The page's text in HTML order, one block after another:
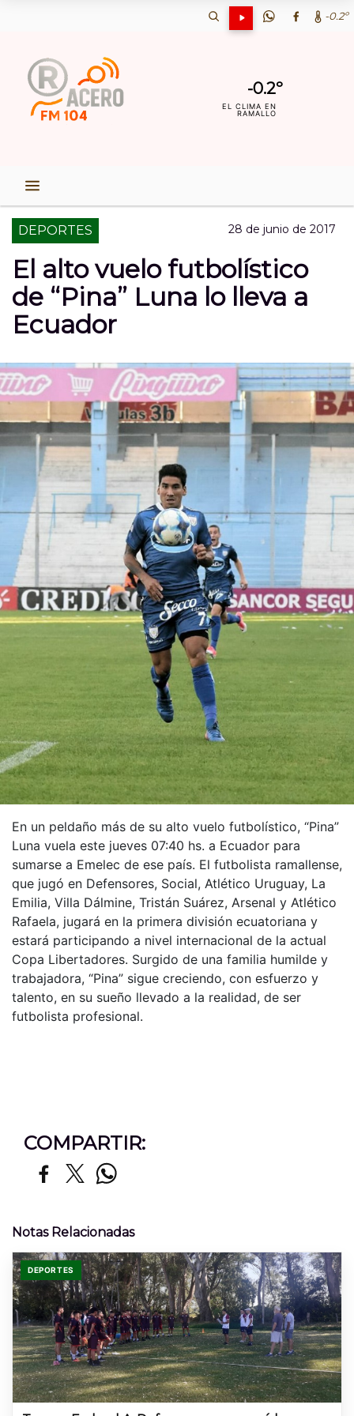
-0.2º
-0.2º
EL CLIMA EN
RAMALLO
DEPORTES 28 de junio de 2017
El alto vuelo futbolístico
de “Pina” Luna lo lleva a
Ecuador
En un peldaño más de su alto vuelo futbolístico, “Pina”
Luna vuela este jueves 07:40 hs. a Ecuador para
sumarse a Emelec de ese país. El futbolista ramallense,
que jugó en Defensores, Social, Atlético Uruguay, La
Emilia, Villa Dálmine, Tristán Suárez, Arsenal y Atlético
Rafaela, jugará en la primera división ecuatoriana y
estará participando a nivel internacional de la actual
Copa Libertadores. Surgido de una familia humilde y
trabajadora, “Pina” sigue creciendo, con esfuerzo y
talento, en su sueño llevado a la realidad, de ser
futbolista profesional.
COMPARTIR:
Notas Relacionadas
DEPORTES